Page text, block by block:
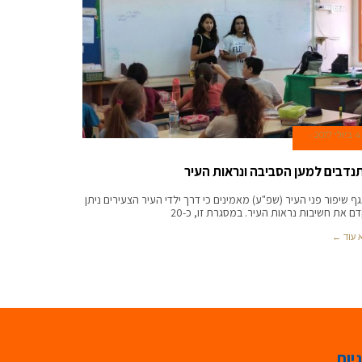
4 ביולי 2017
למען הסביבה ונראות העיר
שיפור פני העיר (שפ"ע) מאמינים כי דרך ילדי העיר הצעירים ניתן
את חשיבות נראות העיר. במסגרת זו, כ-20
עוד ←